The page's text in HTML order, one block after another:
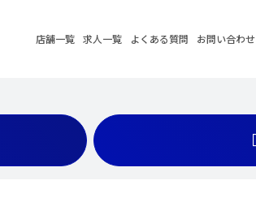
店舗一覧 求人一覧 よくある質問 お問い合わせ